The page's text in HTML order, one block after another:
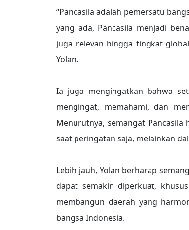
“Pancasila adalah pemersatu
yang ada, Pancasila menjadi
juga relevan hingga tingkat
Yolan.
Ia juga mengingatkan bahwa
mengingat, memahami, dan
Menurutnya, semangat
saat peringatan saja, melainkan
Lebih jauh, Yolan berharap
dapat semakin diperkuat,
membangun daerah yang
bangsa Indonesia.